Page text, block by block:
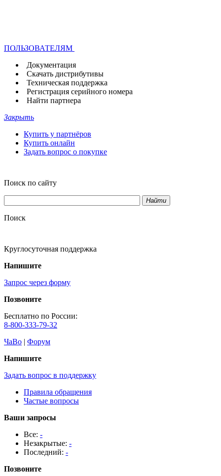
ПОЛЬЗОВАТЕЛЯМ
Документация
Скачать дистрибутивы
Техническая поддержка
Регистрация серийного номера
Найти партнера
Закрыть
Купить у партнёров
Купить онлайн
Задать вопрос о покупке
Поиск по сайту
Найти
Поиск
Круглосуточная поддержка
Напишите
Запрос через форму
Позвоните
Бесплатно по России:
8-800-333-79-32
ЧаВо | Форум
Напишите
Задать вопрос в поддержку
Правила обращения
Частые вопросы
Ваши запросы
Все: -
Незакрытые: -
Последний: -
Позвоните